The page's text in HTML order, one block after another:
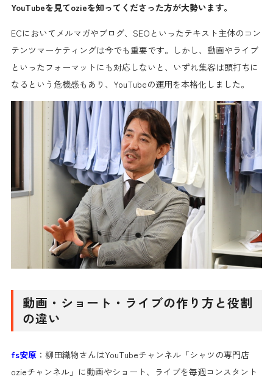
YouTubeを見てozieを知ってくださった方が大勢います。
ECにおいてメルマガやブログ、SEOといったテキスト主体のコン
テンツマーケティングは今でも重要です。しかし、動画やライブ
といったフォーマットにも対応しないと、いずれ集客は頭打ちに
なるという危機感もあり、YouTubeの運用を本格化しました。
動画・ショート・ライブの作り方と役割
の違い
fs安原：柳田織物さんはYouTubeチャンネル「シャツの専門店
ozieチャンネル」に動画やショート、ライブを毎週コンスタント